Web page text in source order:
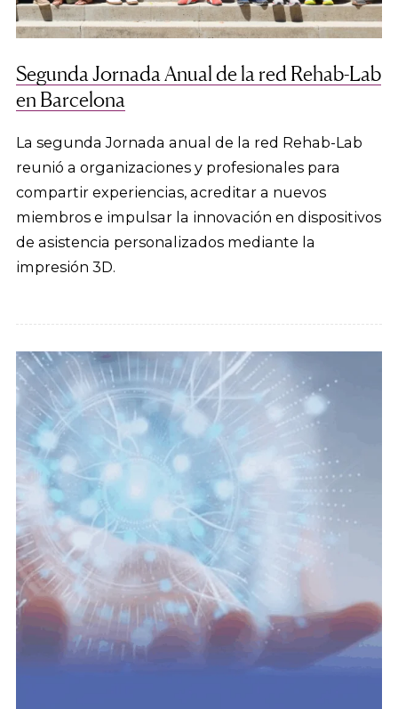
Segunda Jornada Anual de la red Rehab-Lab
en Barcelona
La segunda Jornada anual de la red Rehab-Lab
reunió a organizaciones y profesionales para
compartir experiencias, acreditar a nuevos
miembros e impulsar la innovación en dispositivos
de asistencia personalizados mediante la
impresión 3D.